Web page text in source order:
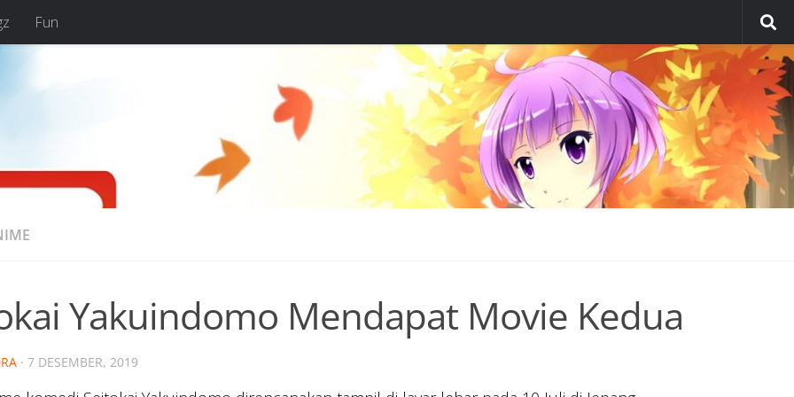
Fun
Yakuindomo Mendapat Movie Kedua
· 7 DESEMBER, 2019